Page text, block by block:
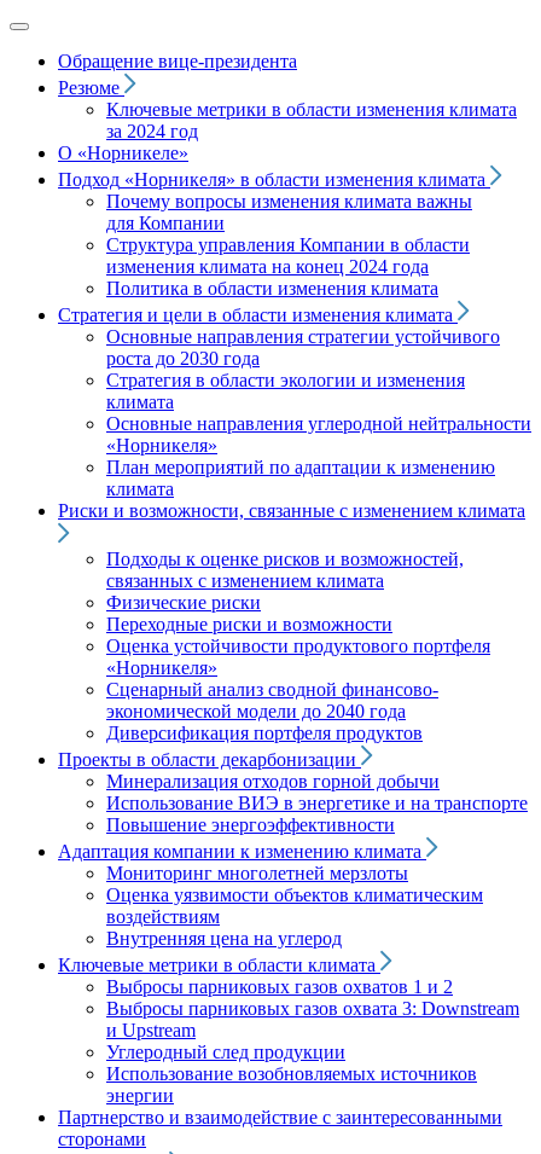
Обращение вице‑президента
Резюме
Ключевые метрики в области изменения климата
за 2024 год
О «Норникеле»
Подход «Норникеля» в области изменения климата
Почему вопросы изменения климата важны
для Компании
Структура управления Компании в области
изменения климата на конец 2024 года
Политика в области изменения климата
Стратегия и цели в области изменения климата
Основные направления стратегии устойчивого
роста до 2030 года
Стратегия в области экологии и изменения
климата
Основные направления углеродной нейтральности
«Норникеля»
План мероприятий по адаптации к изменению
климата
Риски и возможности, связанные с изменением климата
Подходы к оценке рисков и возможностей,
связанных с изменением климата
Физические риски
Переходные риски и возможности
Оценка устойчивости продуктового портфеля
«Норникеля»
Сценарный анализ сводной финансово-
экономической модели до 2040 года
Диверсификация портфеля продуктов
Проекты в области декарбонизации
Минерализация отходов горной добычи
Использование ВИЭ в энергетике и на транспорте
Повышение энергоэффективности
Адаптация компании к изменению климата
Мониторинг многолетней мерзлоты
Оценка уязвимости объектов климатическим
воздействиям
Внутренняя цена на углерод
Ключевые метрики в области климата
Выбросы парниковых газов охватов 1 и 2
Выбросы парниковых газов охвата 3: Downstream
и Upstream
Углеродный след продукции
Использование возобновляемых источников
энергии
Партнерство и взаимодействие с заинтересованными
сторонами